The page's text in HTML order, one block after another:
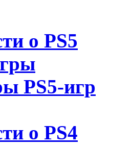
о PS5
PS5-игр
о PS4